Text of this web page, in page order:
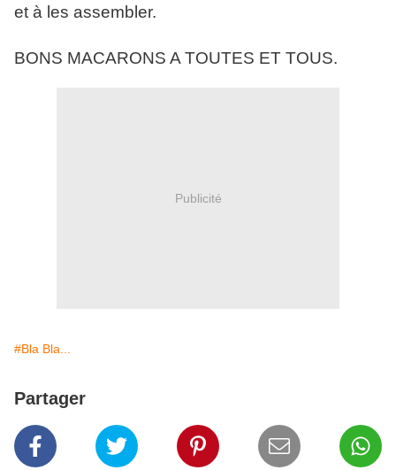
et à les assembler.
BONS MACARONS A TOUTES ET TOUS.
Publicité
#Bla Bla...
Partager